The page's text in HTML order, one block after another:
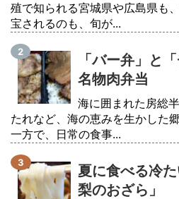
殖で知られる宮城県や広島県も
宝されるのも、旬が...
「バー弁」と
名物肉弁当
海に囲まれた房総
たれなど、海の恵みを生かした
一方で、日常の食事...
夏に食べる冷
梨のおざら」